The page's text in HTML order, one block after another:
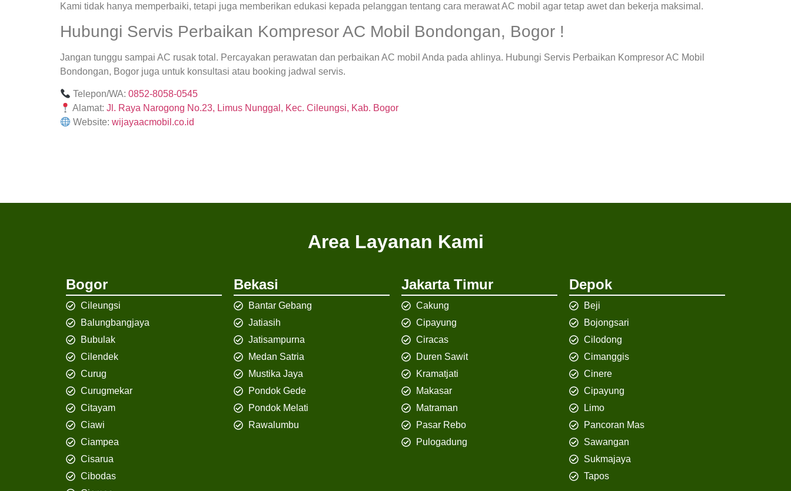
Kami tidak hanya memperbaiki, tetapi juga memberikan edukasi kepada pelanggan tentang cara merawat AC mobil agar tetap awet dan bekerja maksimal.
Hubungi Servis Perbaikan Kompresor AC Mobil Bondongan, Bogor !
Jangan tunggu sampai AC rusak total. Percayakan perawatan dan perbaikan AC mobil Anda pada ahlinya. Hubungi Servis Perbaikan Kompresor AC Mobil
Bondongan, Bogor juga untuk konsultasi atau booking jadwal servis.
Telepon/WA:0852-8058-0545
Alamat:Jl. Raya Narogong No.23, Limus Nunggal, Kec. Cileungsi, Kab. Bogor
Website:wijayaacmobil.co.id
Area Layanan Kami
Bogor
Cileungsi
Balungbangjaya
Bubulak
Cilendek
Curug
Curugmekar
Citayam
Ciawi
Ciampea
Cisarua
Cibodas
Bekasi
Bantar Gebang
Jatiasih
Jatisampurna
Medan Satria
Mustika Jaya
Pondok Gede
Pondok Melati
Rawalumbu
Jakarta Timur
Cakung
Cipayung
Ciracas
Duren Sawit
Kramatjati
Makasar
Matraman
Pasar Rebo
Pulogadung
Depok
Beji
Bojongsari
Cilodong
Cimanggis
Cinere
Cipayung
Limo
Pancoran Mas
Sawangan
Sukmajaya
Tapos